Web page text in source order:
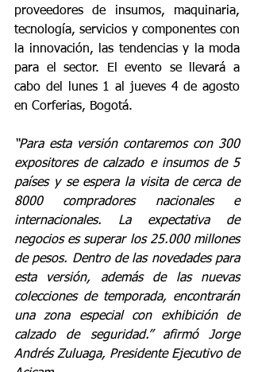
proveedores de insumos, maquinaria,
tecnología, servicios y componentes con
la innovación, las tendencias y la moda
para el sector. El evento se llevará a
cabo del lunes 1 al jueves 4 de agosto
en Corferias, Bogotá.
“Para esta versión contaremos con 300
expositores de calzado e insumos de 5
países y se espera la visita de cerca de
8000 compradores nacionales e
internacionales. La expectativa de
negocios es superar los 25.000 millones
de pesos. Dentro de las novedades para
esta versión, además de las nuevas
colecciones de temporada, encontrarán
una zona especial con exhibición de
calzado de seguridad.” afirmó Jorge
Andrés Zuluaga, Presidente Ejecutivo de